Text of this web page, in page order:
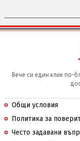
Вече си един клик по-
Общи условия
Политика за
Често задавани